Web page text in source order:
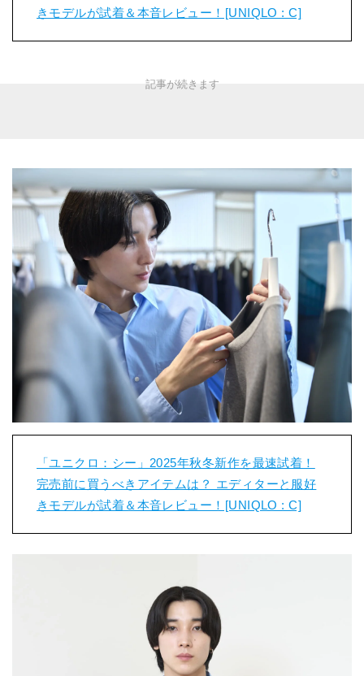
きモデルが試着＆本音レビュー！[UNIQLO : C]
「ユニクロ：シー」2025年秋冬新作を最速試着！
完売前に買うべきアイテムは？ エディターと服好
きモデルが試着＆本音レビュー！[UNIQLO : C]